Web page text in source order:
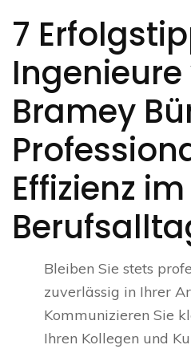
7
Ingenieure
Bramey
Effizienz im
Bleiben Sie stets
zuverlässig in Ihrer
Kommunizieren Sie
Ihren Kollegen und